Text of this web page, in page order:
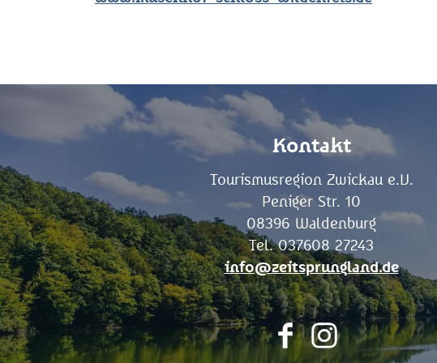
Kontakt
Tourismusregion Zwickau e.V.
Peniger Str. 10
08396 Waldenburg
Tel. 037608 27243
info@zeitsprungland.de
F
I